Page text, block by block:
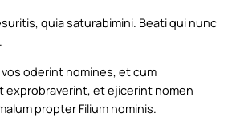
quia saturabimini. Beati qui nunc
oderint homines, et cum
exprobraverint, et ejicerint nomen
propter Filium hominis.